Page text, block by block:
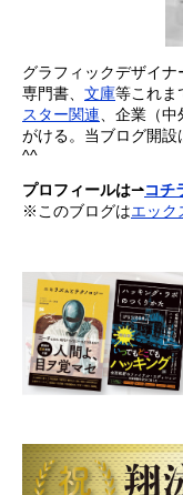
グラフィックデザイ
専門書、 文庫等これま
スター関連 、企業（
がける。当ブログ開
^^
プロフィールは⇀コチ
※このブログはエック